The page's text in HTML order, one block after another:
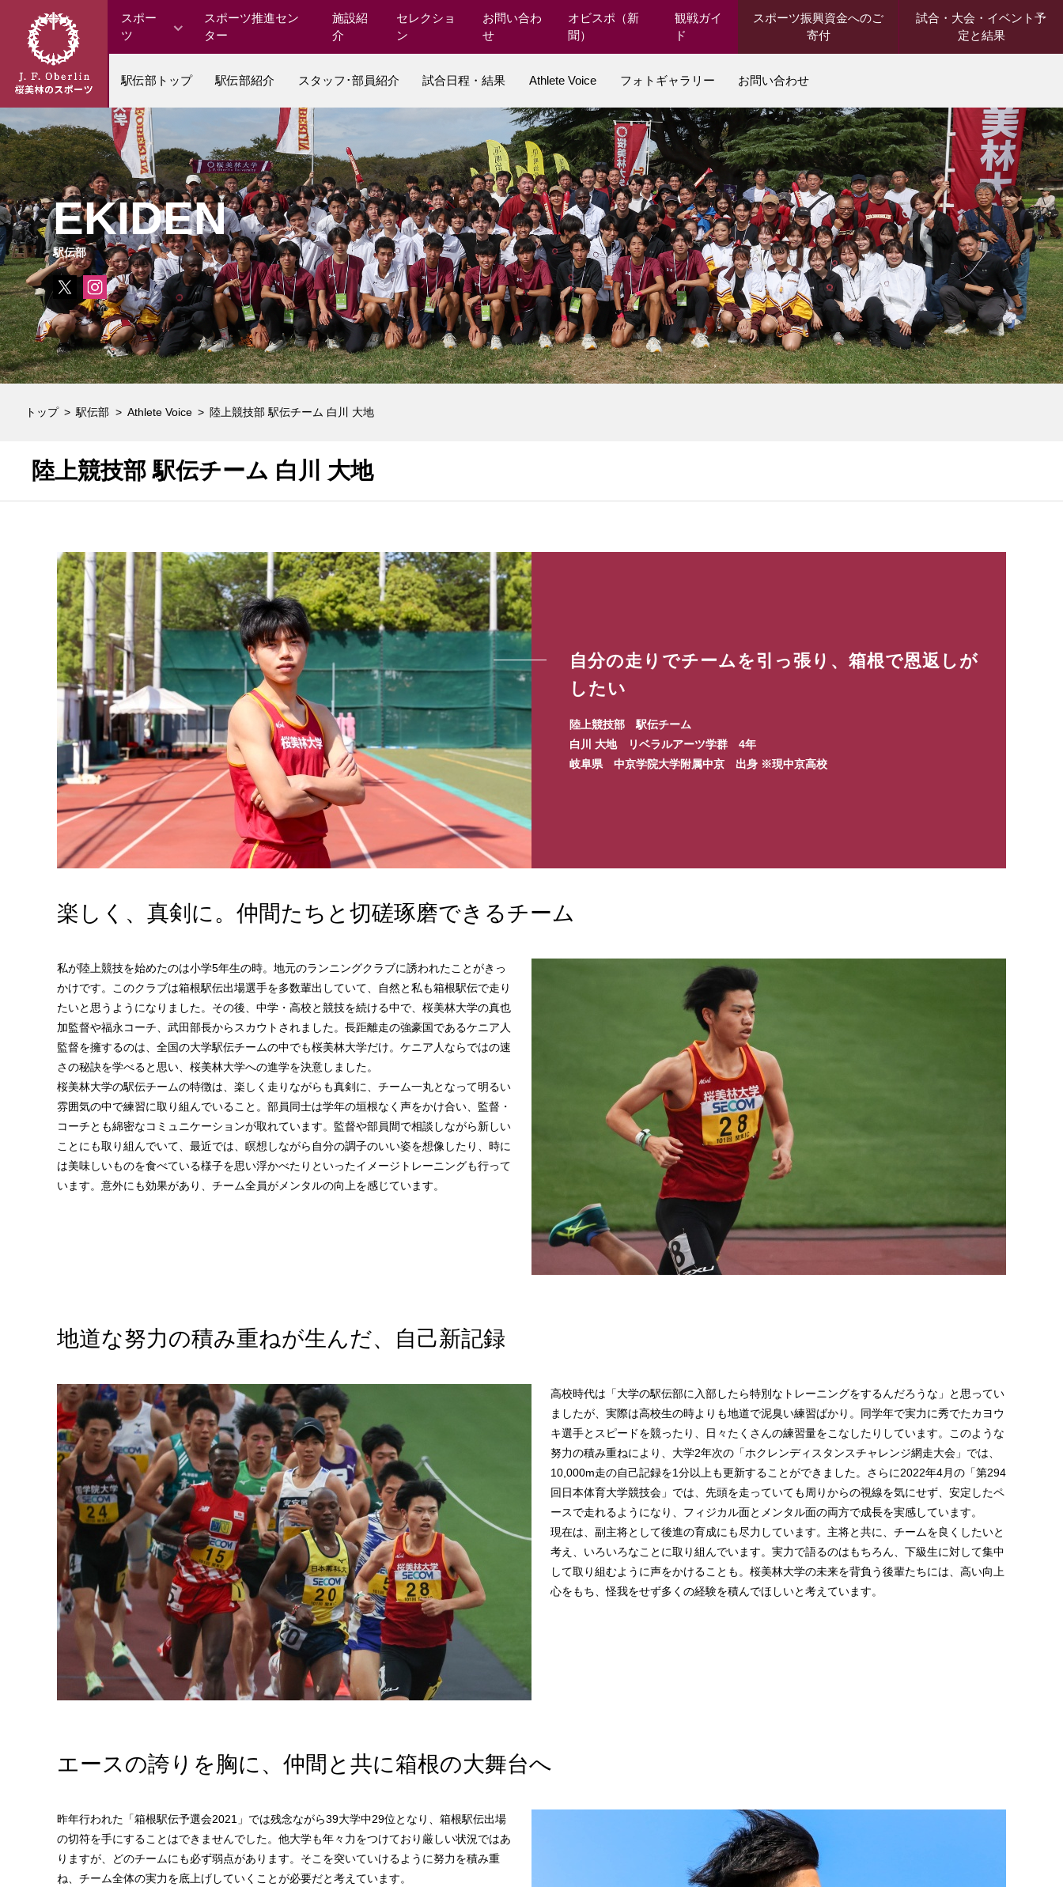
スポー
ツ
スポーツ推進セン
ター
施設紹
介
セレクショ
ン
お問い合わ
せ
オビスポ（新
聞）
観戦ガイ
ド
スポーツ振興資金へのご
寄付
試合・大会・イベント予
定と結果
駅伝部トップ 駅伝部紹介 スタッフ･部員紹介 試合日程・結果 Athlete Voice フォトギャラリー お問い合わせ
EKIDEN
駅伝部
トップ 駅伝部 Athlete Voice 陸上競技部 駅伝チーム 白川 大地
陸上競技部 駅伝チーム 白川 大地
自分の走りでチームを引っ張り、箱根で恩返しが
したい
陸上競技部 駅伝チーム
白川 大地 リベラルアーツ学群 4年
岐阜県 中京学院大学附属中京 出身 ※現中京高校
楽しく、真剣に。仲間たちと切磋琢磨できるチーム
私が陸上競技を始めたのは小学5年生の時。地元のランニングクラブに誘われたことがきっ
かけです。このクラブは箱根駅伝出場選手を多数輩出していて、自然と私も箱根駅伝で走り
たいと思うようになりました。その後、中学・高校と競技を続ける中で、桜美林大学の真也
加監督や福永コーチ、武田部長からスカウトされました。長距離走の強豪国であるケニア人
監督を擁するのは、全国の大学駅伝チームの中でも桜美林大学だけ。ケニア人ならではの速
さの秘訣を学べると思い、桜美林大学への進学を決意しました。
桜美林大学の駅伝チームの特徴は、楽しく走りながらも真剣に、チーム一丸となって明るい
雰囲気の中で練習に取り組んでいること。部員同士は学年の垣根なく声をかけ合い、監督・
コーチとも綿密なコミュニケーションが取れています。監督や部員間で相談しながら新しい
ことにも取り組んでいて、最近では、瞑想しながら自分の調子のいい姿を想像したり、時に
は美味しいものを食べている様子を思い浮かべたりといったイメージトレーニングも行って
います。意外にも効果があり、チーム全員がメンタルの向上を感じています。
地道な努力の積み重ねが生んだ、自己新記録
高校時代は「大学の駅伝部に入部したら特別なトレーニングをするんだろうな」と思ってい
ましたが、実際は高校生の時よりも地道で泥臭い練習ばかり。同学年で実力に秀でたカヨウ
キ選手とスピードを競ったり、日々たくさんの練習量をこなしたりしています。このような
努力の積み重ねにより、大学2年次の「ホクレンディスタンスチャレンジ網走大会」では、
10,000m走の自己記録を1分以上も更新することができました。さらに2022年4月の「第294
回日本体育大学競技会」では、先頭を走っていても周りからの視線を気にせず、安定したペ
ースで走れるようになり、フィジカル面とメンタル面の両方で成長を実感しています。
現在は、副主将として後進の育成にも尽力しています。主将と共に、チームを良くしたいと
考え、いろいろなことに取り組んでいます。実力で語るのはもちろん、下級生に対して集中
して取り組むように声をかけることも。桜美林大学の未来を背負う後輩たちには、高い向上
心をもち、怪我をせず多くの経験を積んでほしいと考えています。
エースの誇りを胸に、仲間と共に箱根の大舞台へ
昨年行われた「箱根駅伝予選会2021」では残念ながら39大学中29位となり、箱根駅伝出場
の切符を手にすることはできませんでした。他大学も年々力をつけており厳しい状況ではあ
りますが、どのチームにも必ず弱点があります。そこを突いていけるように努力を積み重
ね、チーム全体の実力を底上げしていくことが必要だと考えています。